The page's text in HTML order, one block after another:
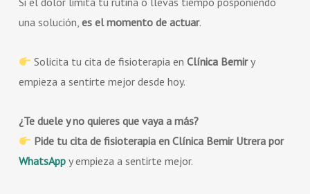
una solución, es el momento de actuar.
Solicita tu cita de fisioterapia enClínica Bemiry
empieza a sentirte mejor desde hoy.
¿Te duele y no quieres que vaya a más?
Pide tu cita de fisioterapia en Clínica Bemir Utrera por
WhatsAppy empieza a sentirte mejor.